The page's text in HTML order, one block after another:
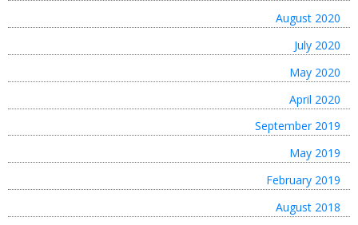
August 2020
July 2020
May 2020
April 2020
September 2019
May 2019
February 2019
August 2018